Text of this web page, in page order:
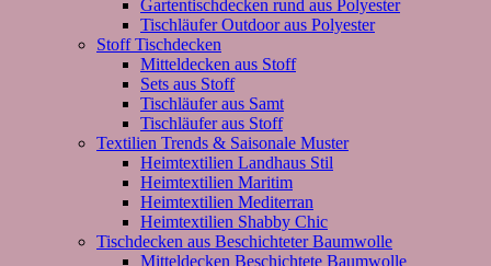
Gartentischdecken rund aus Polyester
Tischläufer Outdoor aus Polyester
Stoff Tischdecken
Mitteldecken aus Stoff
Sets aus Stoff
Tischläufer aus Samt
Tischläufer aus Stoff
Textilien Trends & Saisonale Muster
Heimtextilien Landhaus Stil
Heimtextilien Maritim
Heimtextilien Mediterran
Heimtextilien Shabby Chic
Tischdecken aus Beschichteter Baumwolle
Mitteldecken Beschichtete Baumwolle